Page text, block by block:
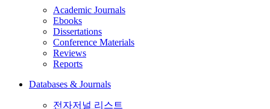
Academic Journals
Ebooks
Dissertations
Conference Materials
Reviews
Reports
Databases & Journals
전자저널 리스트